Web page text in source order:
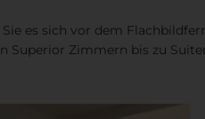
es sich vor dem
Superior Zimmern bis zu